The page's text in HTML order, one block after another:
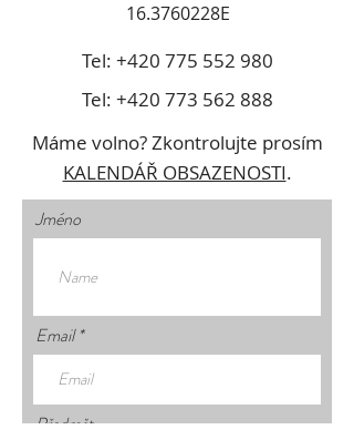
16.3760228E
Tel: +420 775 552 980
Tel: +420 773 562 888
Máme volno? Zkontrolujte prosím
KALENDÁŘ OBSAZENOSTI.
Jméno
Email
Předmět